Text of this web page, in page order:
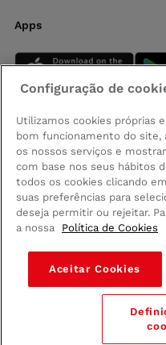
Apps
Siga-nos
Comprar na Madeira
Política de privacidad
Termos e Condições
Configuração de
Utilizamos cookies próprias
bom funcionamento do site,
os nossos serviços e
com base nos seus hábitos
todos os cookies clicando
suas preferências para
deseja permitir ou rejeitar.
a nossa
Política de Cookies
Aceitar Cookies